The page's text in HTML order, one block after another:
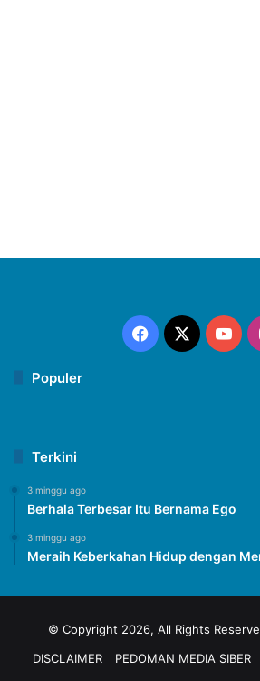
Facebook
X
Populer
Terkini
3 minggu ago
Berhala Terbesar Itu Bernama Ego
3 minggu ago
Meraih Keberkahan Hidup dengan
© Copyright 2026, All Rights
DISCLAIMER
PEDOMAN MEDIA SIBER